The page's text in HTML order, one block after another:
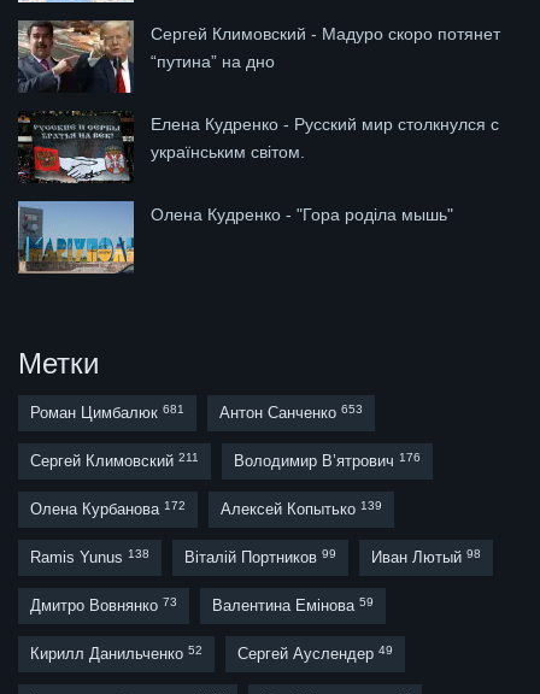
Сергей Климовский - Мадуро скоро потянет
“путина” на дно
Елена Кудренко - Русский мир столкнулся с
українським світом.
Олена Кудренко - "Гора роділа мышь"
Метки
Роман Цимбалюк 681 Антон Санченко 653
Сергей Климовский 211 Володимир В’ятрович 176
Олена Курбанова 172 Алексей Копытько 139
Ramis Yunus 138 Віталій Портников 99 Иван Лютый 98
Дмитро Вовнянко 73 Валентина Емінова 59
Кирилл Данильченко 52 Сергей Ауслендер 49